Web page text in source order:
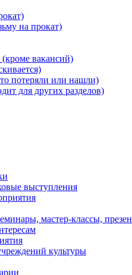
на прокат)
вакансий)
потеряли или нашли)
для других разделов)
выступления
мастер-классы,
культуры